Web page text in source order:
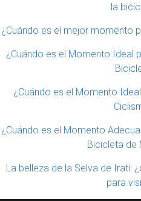
la
¿Cuándo es el mejor momento
¿Cuándo es el Momento Ideal
¿Cuándo es el Momento
¿Cuándo es el Momento
Bicicleta de
La belleza de la Selva de Irati:
para